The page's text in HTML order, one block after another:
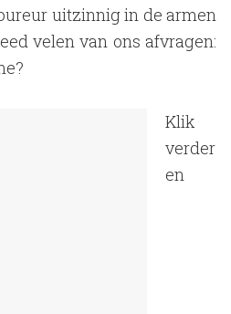
uitzinnig in de armen
velen van ons afvragen:
Klik
verder
en